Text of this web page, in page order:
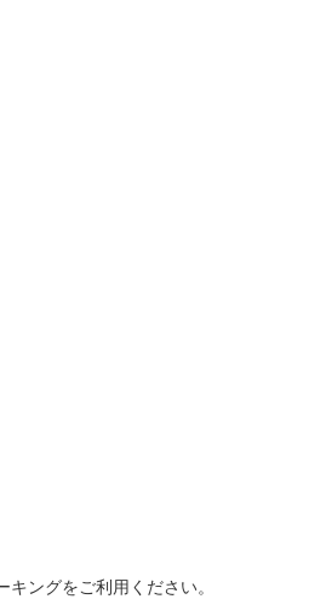
ングをご利用ください。